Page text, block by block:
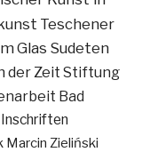
Teschener
Glas Sudeten
der ZeitStiftung
Bad
Inschriften
Marcin Zieliński